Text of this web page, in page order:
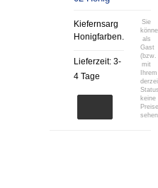
Kiefernsarg
Honigfarben.
Lieferzeit:3-
4 Tage
Sie
als
Gast
(bzw.
mit
Ihrem
keine